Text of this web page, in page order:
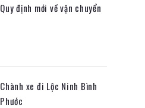
Quy định mới về vận chuyển
Chành xe đi Lộc Ninh Bình
Phước